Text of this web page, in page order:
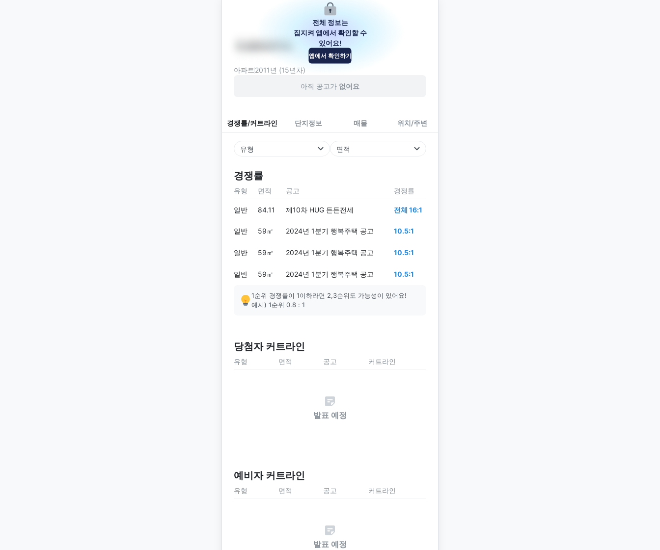
인천광역시 계양구 장기로10번길 17
아파트 2011년 (15년차)
아직 공고가 없어요
경쟁률/커트라인 단지정보 매물 위치/주변
유형 면적
경쟁률
전체 정보는
집지켜 앱에서 확인할 수
있어요!
앱에서 확인하기
유형 면적 공고 경쟁률
일반 84.11 제10차 HUG 든든전세 전체 16:1
일반 59㎡ 2024년 1분기 행복주택 공고 10.5:1
일반 59㎡ 2024년 1분기 행복주택 공고 10.5:1
일반 59㎡ 2024년 1분기 행복주택 공고 10.5:1
1순위 경쟁률이 1이하라면 2,3순위도 가능성이 있어요!
예시) 1순위 0.8 : 1
당첨자 커트라인
유형 면적 공고 커트라인
발표 예정
예비자 커트라인
유형 면적 공고 커트라인
발표 예정